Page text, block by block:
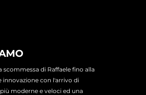
scommessa di Raffaele fino alla
innovazione con l'arrivo di
moderne e veloci ed una